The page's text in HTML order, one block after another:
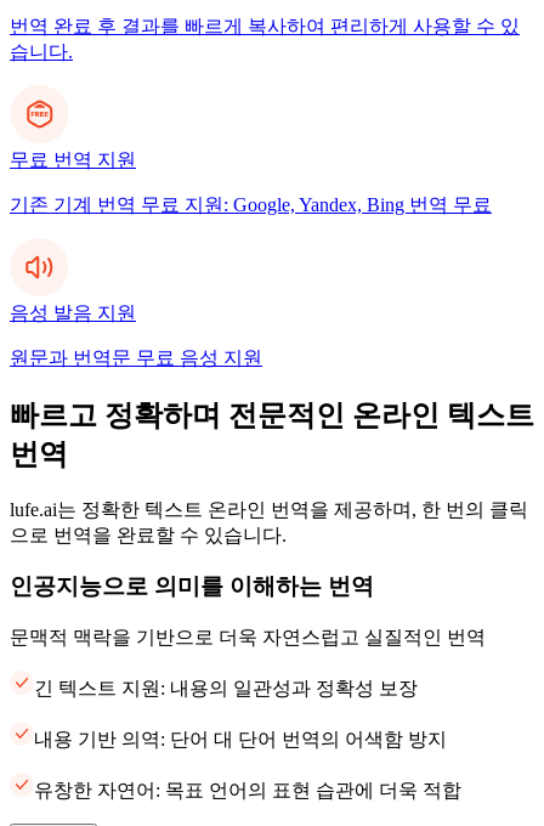
번역 완료 후 결과를 빠르게 복사하여 편리하게 사용할 수 있
습니다.
무료 번역 지원
기존 기계 번역 무료 지원: Google, Yandex, Bing 번역 무료
음성 발음 지원
원문과 번역문 무료 음성 지원
빠르고 정확하며 전문적인 온라인 텍스트
번역
lufe.ai는 정확한 텍스트 온라인 번역을 제공하며, 한 번의 클릭
으로 번역을 완료할 수 있습니다.
인공지능으로 의미를 이해하는 번역
문맥적 맥락을 기반으로 더욱 자연스럽고 실질적인 번역
긴 텍스트 지원: 내용의 일관성과 정확성 보장
내용 기반 의역: 단어 대 단어 번역의 어색함 방지
유창한 자연어: 목표 언어의 표현 습관에 더욱 적합